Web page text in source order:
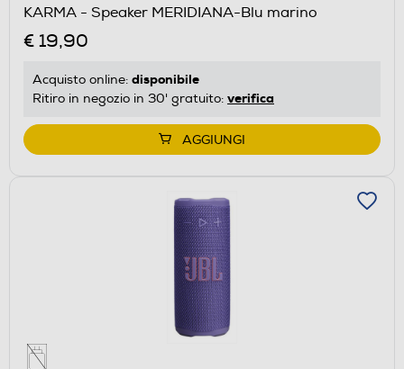
KARMA - Speaker MERIDIANA-Blu marino
€ 19,90
Acquisto online: disponibile
Ritiro in negozio in 30' gratuito: verifica
AGGIUNGI